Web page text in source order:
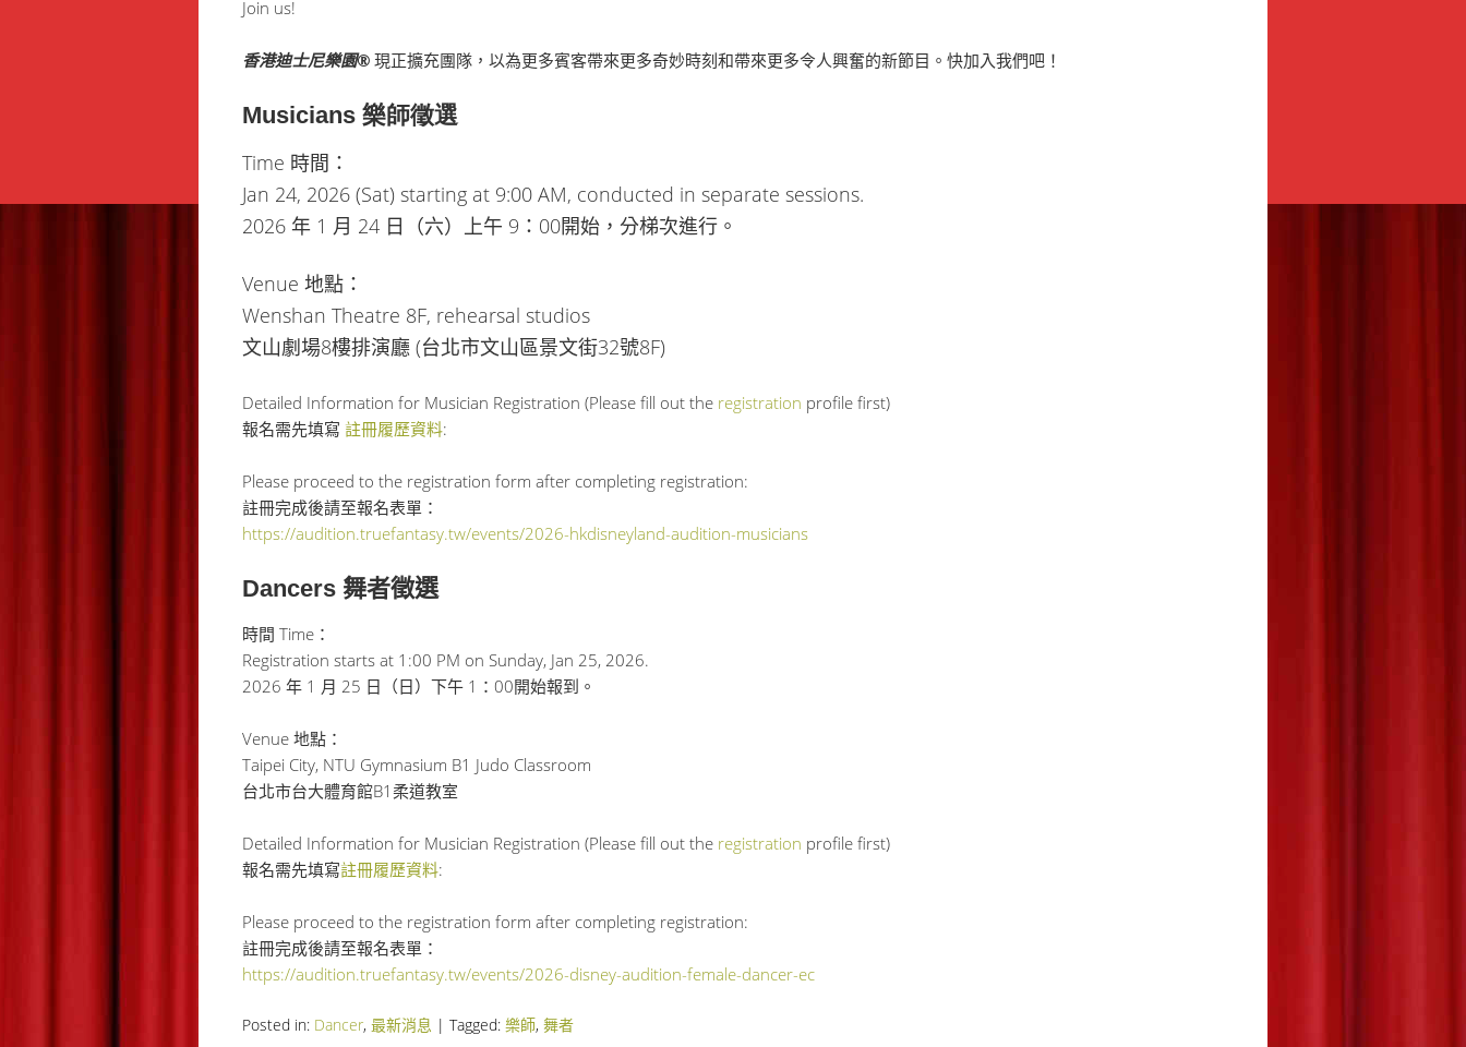
Join us!
香港迪士尼樂園® 現正擴充團隊，以為更多賓客帶來更多奇妙時刻和帶來更多令人興奮的新節目。快加入我們吧！
Musicians 樂師徵選
Time 時間：
Jan 24, 2026 (Sat) starting at 9:00 AM, conducted in separate sessions.
2026 年 1 月 24 日（六）上午 9：00開始，分梯次進行。
Venue 地點：
Wenshan Theatre 8F, rehearsal studios
文山劇場8樓排演廳 (台北市文山區景文街32號8F)
Detailed Information for Musician Registration (Please fill out the registration profile first)
報名需先填寫 註冊履歷資料:
Please proceed to the registration form after completing registration:
註冊完成後請至報名表單：
https://audition.truefantasy.tw/events/2026-hkdisneyland-audition-musicians
Dancers 舞者徵選
時間 Time：
Registration starts at 1:00 PM on Sunday, Jan 25, 2026.
2026 年 1 月 25 日（日）下午 1：00開始報到。
Venue 地點：
Taipei City, NTU Gymnasium B1 Judo Classroom
台北市台大體育館B1柔道教室
Detailed Information for Musician Registration (Please fill out the registration profile first)
報名需先填寫註冊履歷資料:
Please proceed to the registration form after completing registration:
註冊完成後請至報名表單：
https://audition.truefantasy.tw/events/2026-disney-audition-female-dancer-ec
Posted in: Dancer, 最新消息 | Tagged: 樂師, 舞者